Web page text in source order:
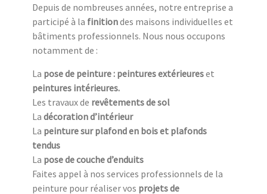
Depuis de nombreuses années, notre entreprise a
participé à la finitiondes maisons individuelles et
bâtiments professionnels. Nous nous occupons
notamment de :
La pose de peinture : peintures extérieureset
peintures intérieures.
Les travaux de revêtements de sol
La décoration d’intérieur
La peinture sur plafond en bois et plafonds
tendus
La pose de couche d’enduits
Faites appel à nos services professionnels de la
peinture pour réaliser vos projets de